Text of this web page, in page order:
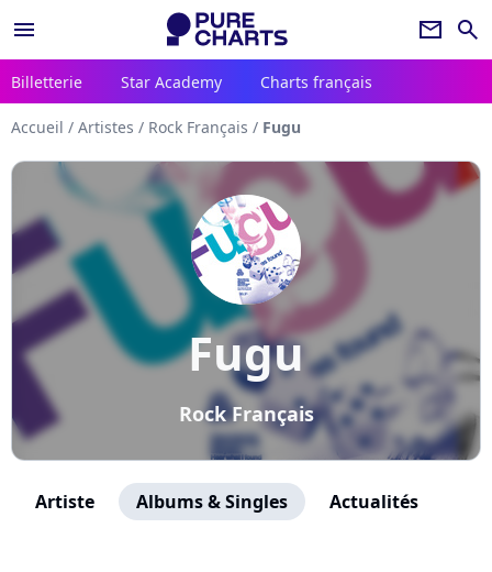
menu newsletter search
Billetterie Star Academy Charts français
Accueil / Artistes / Rock Français / Fugu
Fugu
Rock Français
Artiste Albums & Singles Actualités